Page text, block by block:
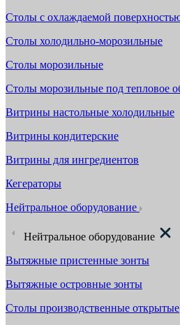
Столы с охлаждаемой
Столы холодильно-морозильные
Столы морозильные
Столы морозильные под тепловое
Витрины настольные холодильные
Витрины кондитерские
Витрины для ингредиентов
Кегераторы
Нейтральное оборудование
Нейтральное оборудование
Вытяжные пристенные зонты
Вытяжные островные зонты
Столы производственные открытые